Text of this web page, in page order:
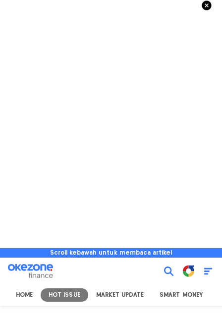
Scroll kebawah untuk membaca artikel
HOME HOT ISSUE MARKET UPDATE SMART MONEY